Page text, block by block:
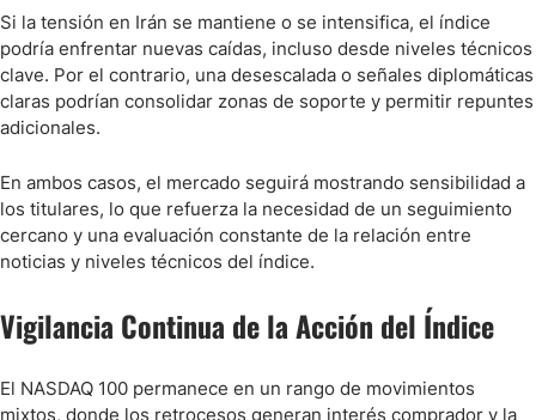
Si la tensión en Irán se mantiene o se intensifica, el índice
podría enfrentar nuevas caídas, incluso desde niveles técnicos
clave. Por el contrario, una desescalada o señales diplomáticas
claras podrían consolidar zonas de soporte y permitir repuntes
adicionales.
En ambos casos, el mercado seguirá mostrando sensibilidad a
los titulares, lo que refuerza la necesidad de un seguimiento
cercano y una evaluación constante de la relación entre
noticias y niveles técnicos del índice.
Vigilancia Continua de la Acción del Índice
El NASDAQ 100 permanece en un rango de movimientos
mixtos, donde los retrocesos generan interés comprador y la